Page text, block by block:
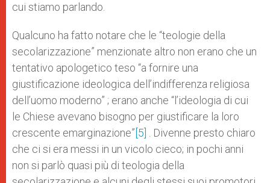
cui stiamo parlando.
Qualcuno ha fatto notare che le “teologie della
secolarizzazione” menzionate altro non erano che un
tentativo apologetico teso “a fornire una
giustificazione ideologica dell’indifferenza religiosa
dell’uomo moderno” ; erano anche “l’ideologia di cui
le Chiese avevano bisogno per giustificare la loro
crescente emarginazione” [5]
. Divenne presto chiaro
che ci si era messi in un vicolo cieco; in pochi anni
non si parlò quasi più di teologia della